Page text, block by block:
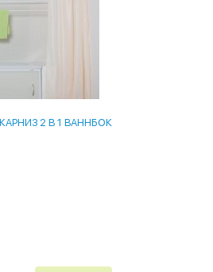
2 В 1 ВАННБОК